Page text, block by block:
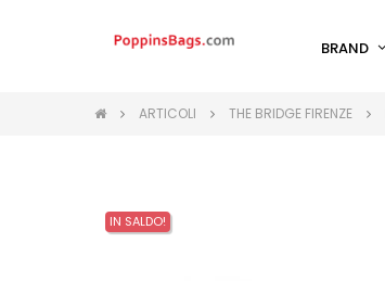
BRAND
ARTICOLI THE BRIDGE FIRENZE
IN SALDO!